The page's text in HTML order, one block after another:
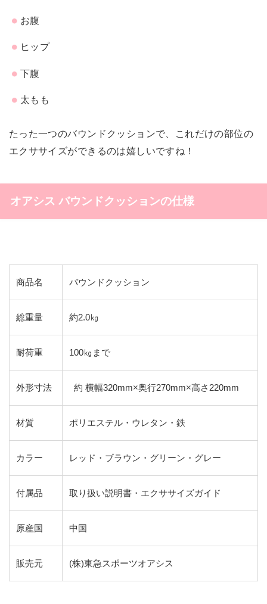
お腹
ヒップ
下腹
太もも
たった一つのバウンドクッションで、これだけの部位の
エクササイズができるのは嬉しいですね！
オアシス バウンドクッションの仕様
商品名 バウンドクッション
総重量 約2.0㎏
耐荷重 100㎏まで
外形寸法 約 横幅320mm×奥行270mm×高さ220mm
材質 ポリエステル・ウレタン・鉄
カラー レッド・ブラウン・グリーン・グレー
付属品 取り扱い説明書・エクササイズガイド
原産国 中国
販売元 (株)東急スポーツオアシス